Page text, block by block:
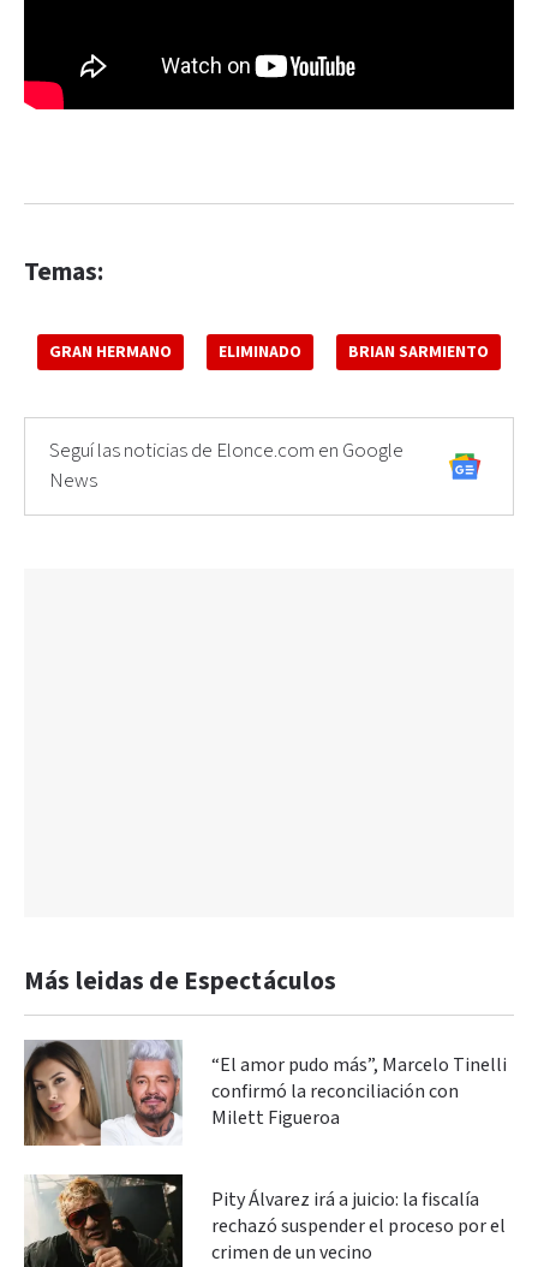
Temas:
GRAN HERMANO ELIMINADO BRIAN SARMIENTO
Seguí las noticias de Elonce.com en Google
News
Más leidas de Espectáculos
“El amor pudo más”, Marcelo Tinelli
confirmó la reconciliación con
Milett Figueroa
Pity Álvarez irá a juicio: la fiscalía
rechazó suspender el proceso por el
crimen de un vecino